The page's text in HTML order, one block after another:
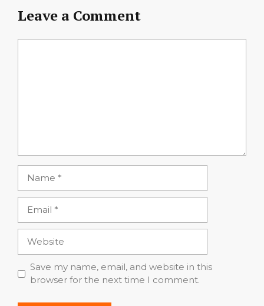
Leave a Comment
Save my name, email, and website in this
browser for the next time I comment.